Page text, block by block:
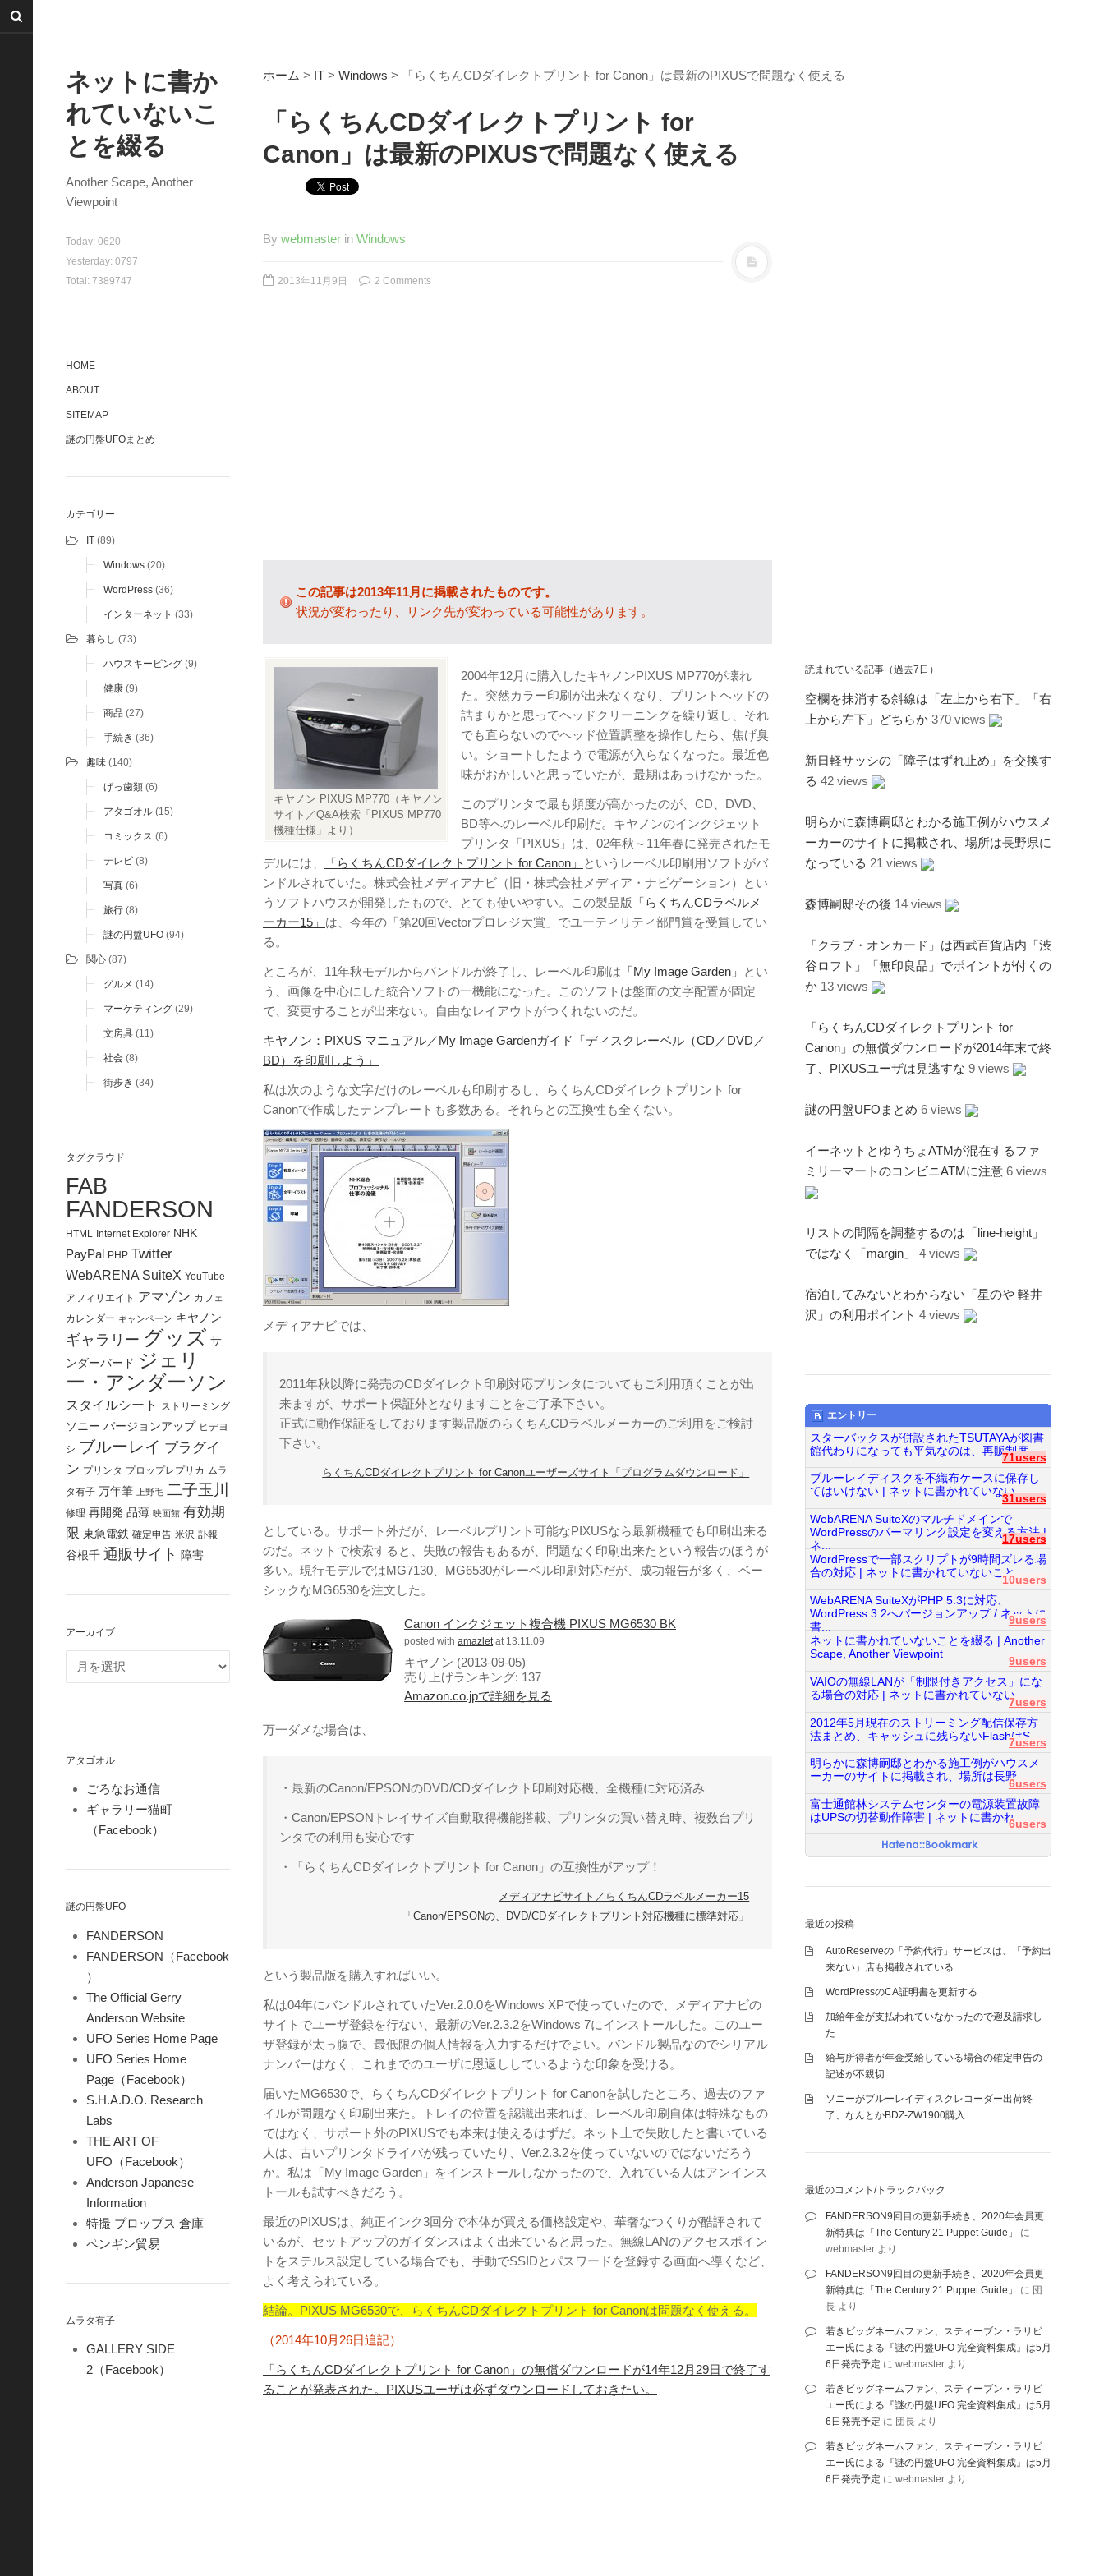
ネットに書か
れていないこ
とを綴る
Another Scape, Another
Viewpoint
Today: 0620
Yesterday: 0797
Total: 7389747
HOME
ABOUT
SITEMAP
謎の円盤UFOまとめ
カテゴリー
IT (89)
Windows (20)
WordPress (36)
インターネット (33)
暮らし (73)
ハウスキーピング (9)
健康 (9)
商品 (27)
手続き (36)
趣味 (140)
げっ歯類 (6)
アタゴオル (15)
コミックス (6)
テレビ (8)
写真 (6)
旅行 (8)
謎の円盤UFO (94)
関心 (87)
グルメ (14)
マーケティング (29)
文房具 (11)
社会 (8)
街歩き (34)
タグクラウド
FAB
FANDERSON
HTML Internet Explorer NHK
PayPal PHP Twitter
WebARENA SuiteX YouTube
アフィリエイト アマゾン カフェ
カレンダー キャンペーン キヤノン
ギャラリー グッズ サ
ンダーバード ジェリ
ー・アンダーソン
スタイルシート ストリーミング
ソニー バージョンアップ ヒデヨ
シ ブルーレイ プラグイ
ン プリンタ プロップレプリカ ムラ
タ有子 万年筆 上野毛 二子玉川
修理 再開発 品薄 映画館 有効期
限 東急電鉄 確定申告 米沢 訃報
谷根千 通販サイト 障害
アーカイブ
アタゴオル
ごろなお通信
ギャラリー猫町
（Facebook）
謎の円盤UFO
FANDERSON
FANDERSON（Facebook
）
The Official Gerry
Anderson Website
UFO Series Home Page
UFO Series Home
Page（Facebook）
S.H.A.D.O. Research
Labs
THE ART OF
UFO（Facebook）
Anderson Japanese
Information
特撮 プロップス 倉庫
ペンギン貿易
ムラタ有子
GALLERY SIDE
2（Facebook）
ホーム > IT > Windows > 「らくちんCDダイレクトプリント for Canon」は最新のPIXUSで問題なく使える
「らくちんCDダイレクトプリント for
Canon」は最新のPIXUSで問題なく使える
By webmaster in Windows
2013年11月9日 2 Comments
この記事は2013年11月に掲載されたものです。
状況が変わったり、リンク先が変わっている可能性があります。
キヤノン PIXUS MP770（キヤノン
サイト／Q&A検索「PIXUS MP770
機種仕様」より）
2004年12月に購入したキヤノンPIXUS MP770が壊れ
た。突然カラー印刷が出来なくなり、プリントヘッドの
詰まりかと思ってヘッドクリーニングを繰り返し、それ
でも直らないのでヘッド位置調整を操作したら、焦げ臭
い。ショートしたようで電源が入らなくなった。最近色
味がおかしいと思っていたが、最期はあっけなかった。
このプリンタで最も頻度が高かったのが、CD、DVD、
BD等へのレーベル印刷だ。キヤノンのインクジェット
プリンタ「PIXUS」は、02年秋～11年春に発売されたモ
デルには、
「らくちんCDダイレクトプリント for Canon」
というレーベル印刷用ソフトがバ
ンドルされていた。株式会社メディアナビ（旧・株式会社メディア・ナビゲーション）とい
うソフトハウスが開発したもので、とても使いやすい。この製品版 「らくちんCDラベルメ
ーカー15」 は、今年の「第20回Vectorプロレジ大賞」でユーティリティ部門賞を受賞してい
る。
ところが、11年秋モデルからバンドルが終了し、レーベル印刷は 「My Image Garden」
とい
う、画像を中心にした統合ソフトの一機能になった。このソフトは盤面の文字配置が固定
で、変更することが出来ない。自由なレイアウトがつくれないのだ。
キヤノン：PIXUS マニュアル／My Image Gardenガイド「ディスクレーベル（CD／DVD／
BD）を印刷しよう」
私は次のような文字だけのレーベルも印刷するし、らくちんCDダイレクトプリント for
Canonで作成したテンプレートも多数ある。それらとの互換性も全くない。
メディアナビでは、
2011年秋以降に発売のCDダイレクト印刷対応プリンタについてもご利用頂くことが出
来ますが、サポート保証外となりますことをご了承下さい。
正式に動作保証をしております製品版のらくちんCDラベルメーカーのご利用をご検討
下さい。
らくちんCDダイレクトプリント for Canonユーザーズサイト「プログラムダウンロード」
としている。サポート外だが、レーベルプリント可能なPIXUSなら最新機種でも印刷出来る
のだ。ネットで検索すると、失敗の報告もあるが、問題なく印刷出来たという報告のほうが
多い。現行モデルではMG7130、MG6530がレーベル印刷対応だが、成功報告が多く、ベー
シックなMG6530を注文した。
Canon インクジェット複合機 PIXUS MG6530 BK
posted with amazletat 13.11.09
キヤノン (2013-09-05)
売り上げランキング: 137
Amazon.co.jpで詳細を見る
万一ダメな場合は、
・最新のCanon/EPSONのDVD/CDダイレクト印刷対応機、全機種に対応済み
・Canon/EPSONトレイサイズ自動取得機能搭載、プリンタの買い替え時、複数台プリ
ンタでの利用も安心です
・「らくちんCDダイレクトプリント for Canon」の互換性がアップ！
メディアナビサイト／らくちんCDラベルメーカー15
「Canon/EPSONの、DVD/CDダイレクトプリント対応機種に標準対応」
という製品版を購入すればいい。
私は04年にバンドルされていたVer.2.0.0をWindows XPで使っていたので、メディアナビの
サイトでユーザ登録を行ない、最新のVer.2.3.2をWindows 7にインストールした。このユー
ザ登録が太っ腹で、最低限の個人情報を入力するだけでよい。バンドル製品なのでシリアル
ナンバーはなく、これまでのユーザに恩返ししているような印象を受ける。
届いたMG6530で、らくちんCDダイレクトプリント for Canonを試したところ、過去のファ
イルが問題なく印刷出来た。トレイの位置を認識出来れば、レーベル印刷自体は特殊なもの
ではなく、サポート外のPIXUSでも本来は使えるはずだ。ネット上で失敗したと書いている
人は、古いプリンタドライバが残っていたり、Ver.2.3.2を使っていないのではないだろう
か。私は「My Image Garden」をインストールしなかったので、入れている人はアンインス
トールも試すべきだろう。
最近のPIXUSは、純正インク3回分で本体が買える価格設定や、華奢なつくりが酷評されて
いるが、セットアップのガイダンスはよく出来ていると思った。無線LANのアクセスポイン
トをステルス設定している場合でも、手動でSSIDとパスワードを登録する画面へ導くなど、
よく考えられている。
結論。PIXUS MG6530で、らくちんCDダイレクトプリント for Canonは問題なく使える。
（2014年10月26日追記）
「らくちんCDダイレクトプリント for Canon」の無償ダウンロードが14年12月29日で終了す
ることが発表された。PIXUSユーザは必ずダウンロードしておきたい。
読まれている記事（過去7日）
空欄を抹消する斜線は「左上から右下」「右
上から左下」どちらか 370 views
新日軽サッシの「障子はずれ止め」を交換す
る 42 views
明らかに森博嗣邸とわかる施工例がハウスメ
ーカーのサイトに掲載され、場所は長野県に
なっている 21 views
森博嗣邸その後 14 views
「クラブ・オンカード」は西武百貨店内「渋
谷ロフト」「無印良品」でポイントが付くの
か 13 views
「らくちんCDダイレクトプリント for
Canon」の無償ダウンロードが2014年末で終
了、PIXUSユーザは見逃すな 9 views
謎の円盤UFOまとめ 6 views
イーネットとゆうちょATMが混在するファ
ミリーマートのコンビニATMに注意 6 views
リストの間隔を調整するのは「line-height」
ではなく「margin」
4 views
宿泊してみないとわからない「星のや 軽井
沢」の利用ポイント 4 views
エントリー
スターバックスが併設されたTSUTAYAが図書
館代わりになっても平気なのは、再販制度...
71users
ブルーレイディスクを不織布ケースに保存し
てはいけない | ネットに書かれていない...
31users
WebARENA SuiteXのマルチドメインで
WordPressのパーマリンク設定を変える方法 |
ネ...
17users
WordPressで一部スクリプトが9時間ズレる場
合の対応 | ネットに書かれていないこと...
10users
WebARENA SuiteXがPHP 5.3に対応、
WordPress 3.2へバージョンアップ / ネットに
書...
9users
ネットに書かれていないことを綴る | Another
Scape, Another Viewpoint
9users
VAIOの無線LANが「制限付きアクセス」にな
る場合の対応 | ネットに書かれていない...
7users
2012年5月現在のストリーミング配信保存方
法まとめ、キャッシュに残らないFlashはS...
7users
明らかに森博嗣邸とわかる施工例がハウスメ
ーカーのサイトに掲載され、場所は長野...
6users
富士通館林システムセンターの電源装置故障
はUPSの切替動作障害 | ネットに書かれ...
6users
最近の投稿
AutoReserveの「予約代行」サービスは、「予約出
来ない」店も掲載されている
WordPressのCA証明書を更新する
加給年金が支払われていなかったので遡及請求し
た
給与所得者が年金受給している場合の確定申告の
記述が不親切
ソニーがブルーレイディスクレコーダー出荷終
了、なんとかBDZ-ZW1900購入
最近のコメント/トラックバック
FANDERSON9回目の更新手続き、2020年会員更
新特典は「The Century 21 Puppet Guide」
に
webmaster より
FANDERSON9回目の更新手続き、2020年会員更
新特典は「The Century 21 Puppet Guide」
に 団
長 より
若きビッグネームファン、スティーブン・ラリビ
エー氏による『謎の円盤UFO 完全資料集成』は5月
6日発売予定 に webmaster より
若きビッグネームファン、スティーブン・ラリビ
エー氏による『謎の円盤UFO 完全資料集成』は5月
6日発売予定 に 団長 より
若きビッグネームファン、スティーブン・ラリビ
エー氏による『謎の円盤UFO 完全資料集成』は5月
6日発売予定 に webmaster より